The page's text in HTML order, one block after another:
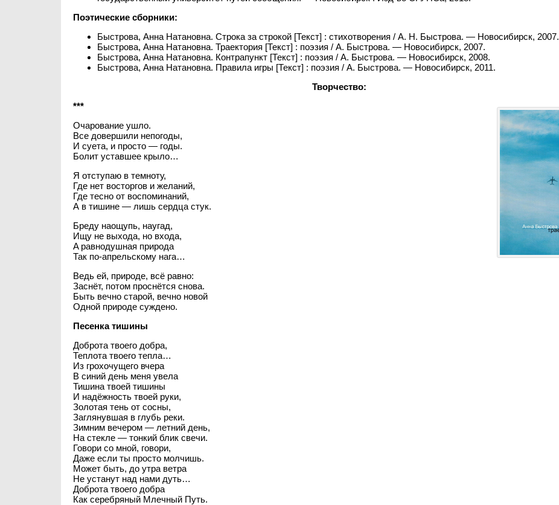
Поэтические сборники:
Быстрова, Анна Натановна. Строка за строкой [Текст] : стихотворения / А. Н. Быстрова. — Новосибирск, 2007.
Быстрова, Анна Натановна. Траектория [Текст] : поэзия / А. Быстрова. — Новосибирск, 2007.
Быстрова, Анна Натановна. Контрапункт [Текст] : поэзия / А. Быстрова. — Новосибирск, 2008.
Быстрова, Анна Натановна. Правила игры [Текст] : поэзия / А. Быстрова. — Новосибирск, 2011.
Творчество:
***
Очарование ушло.
Все довершили непогоды,
И суета, и просто — годы.
Болит уставшее крыло…
Я отступаю в темноту,
Где нет восторгов и желаний,
Где тесно от воспоминаний,
А в тишине — лишь сердца стук.
Бреду наощупь, наугад,
Ищу не выхода, но входа,
A paвнодушная природа
Так по-апрельскому нага…
Ведь ей, природе, всё равно:
Заснёт, потом проснётся снова.
Быть вечно старой, вечно новой
Одной природе суждено.
Песенка тишины
Доброта твоего добра,
Теплота твоего тепла…
Из грохочущего вчера
В синий день меня увела
Тишина твоей тишины
И надёжность твоей руки,
Золотая тень от сосны,
Заглянувшая в глубь реки.
Зимним вечером — летний день,
На стекле — тонкий блик свечи.
Говори со мной, говори,
Даже если ты просто молчишь.
Может быть, до утра ветра
Не устанут над нами дуть…
Доброта твоего добра
Как серебряный Млечный Путь.